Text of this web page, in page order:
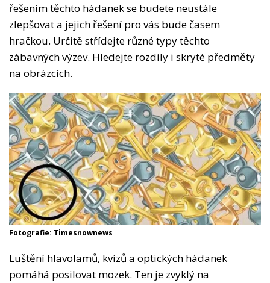
řešením těchto hádanek se budete neustále
zlepšovat a jejich řešení pro vás bude časem
hračkou. Určitě střídejte různé typy těchto
zábavných výzev. Hledejte rozdíly i skryté předměty
na obrázcích.
Fotografie: Timesnownews
Luštění hlavolamů, kvízů a optických hádanek
pomáhá posilovat mozek. Ten je zvyklý na